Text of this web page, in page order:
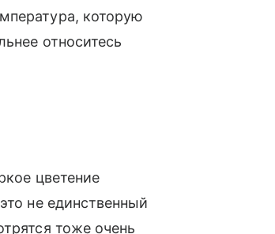
которую
относитесь
цветение
не единственный
тоже очень